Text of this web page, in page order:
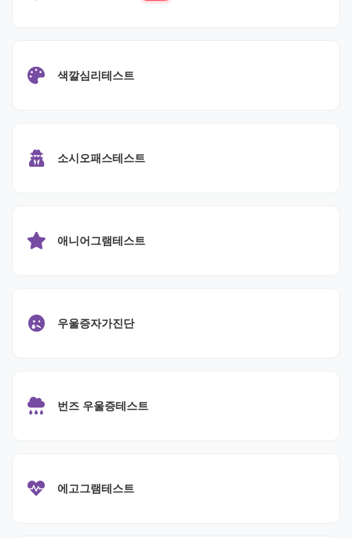
색깔심리테스트
소시오패스테스트
애니어그램테스트
우울증자가진단
번즈 우울증테스트
에고그램테스트